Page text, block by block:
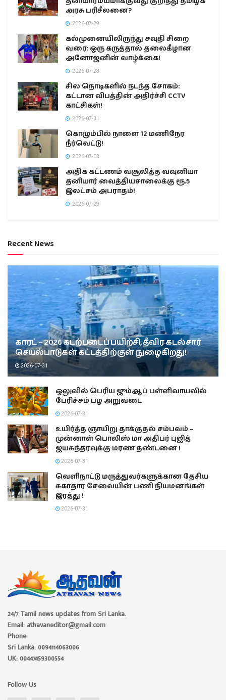
அரசு பரிசீலனை?
2026-07-29
கல்முனையிலிருந்து சவுதி சிறை
வரை: ஒரு கருத்தால் தலைகீழான
அனோஜனின் வாழ்க்கை!
2026-07-28
சில நொடிகளில் நடந்த சோகம்:
கட்டான விபத்தின் அதிர்ச்சி CCTV
காட்சிகள்!
2026-07-31
கொழும்பில் நாளை 12 மணிநேர
நீர்வெட்டு!
2026-07-03
அதிக கட்டணம் வசூலித்த வவுனியா
தனியார் வைத்தியசாலைக்கு ரூ.5
இலட்சம் அபராதம்!
2026-07-29
Recent News
காரட் – 2026 கடற்படைப் பயிற்சி, தீவிர கடல்சார்
செயல்பாடுகள் கட்டத்திற்குள் நுழைகிறது!
2026-07-31
ஒலுவில் பெரிய ஜும்ஆப் பள்ளிவாயலில்
பேரிச்சம் பழ அறுவடை
2026-07-31
உயிர்த்த ஞாயிறு தாக்குதல் சம்பவம் –
முன்னாள் பொலிஸ் மா அதிபர் புஜித்
ஜயசுந்தரவுக்கு மரண தண்டனை !
2026-07-31
வெளிநாட்டு மருத்துவர்களுக்கான தேசிய
சுகாதார சேவையின் பணி நியமனங்கள்
இரத்து !
2026-07-31
24/7 Tamil news updates from Sri Lanka.
Email: athavaneditor@gmail.com
Phone
Sri Lanka: 0094114063006
UK: 00447459300554
Follow Us